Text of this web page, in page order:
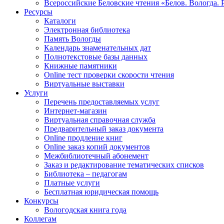
Всероссийские Беловские чтения «Белов. Вологда.
Ресурсы
Каталоги
Электронная библиотека
Память Вологды
Календарь знаменательных дат
Полнотекстовые базы данных
Книжные памятники
Online тест проверки скорости чтения
Виртуальные выставки
Услуги
Перечень предоставляемых услуг
Интернет-магазин
Виртуальная справочная служба
Предварительный заказ документа
Online продление книг
Online заказ копий документов
Межбиблиотечный абонемент
Заказ и редактирование тематических списков
Библиотека – педагогам
Платные услуги
Бесплатная юридическая помощь
Конкурсы
Вологодская книга года
Коллегам